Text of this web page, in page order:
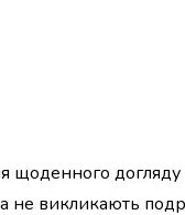
щоденного догляду
викликають